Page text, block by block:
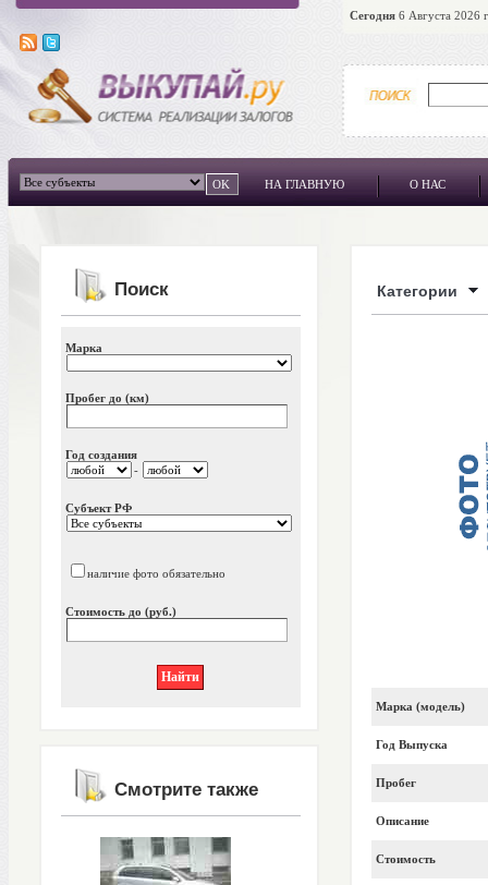
Сегодня 6 Августа 2026
НА ГЛАВНУЮ О НАС
Поиск
Марка
Пробег до (км)
Год создания
-
Субъект РФ
наличие фото обязательно
Стоимость до (руб.)
Смотрите также
Категории
Марка (модель)
Год Выпуска
Пробег
Описание
Стоимость